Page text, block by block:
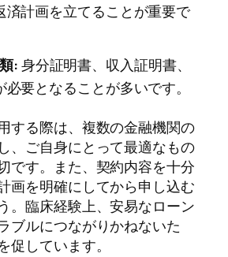
済計画を立てることが重要で
:身分証明書、収入証明書、
要となることが多いです。
する際は、複数の金融機関の
、ご自身にとって最適なもの
です。また、契約内容を十分
画を明確にしてから申し込む
。臨床経験上、安易なローン
ブルにつながりかねないた
促しています。